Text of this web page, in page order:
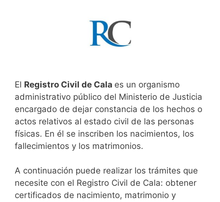
El Registro Civil de Cala es un organismo
administrativo público del Ministerio de Justicia
encargado de dejar constancia de los hechos o
actos relativos al estado civil de las personas
físicas. En él se inscriben los nacimientos, los
fallecimientos y los matrimonios.
A continuación puede realizar los trámites que
necesite con el Registro Civil de Cala: obtener
certificados de nacimiento, matrimonio y